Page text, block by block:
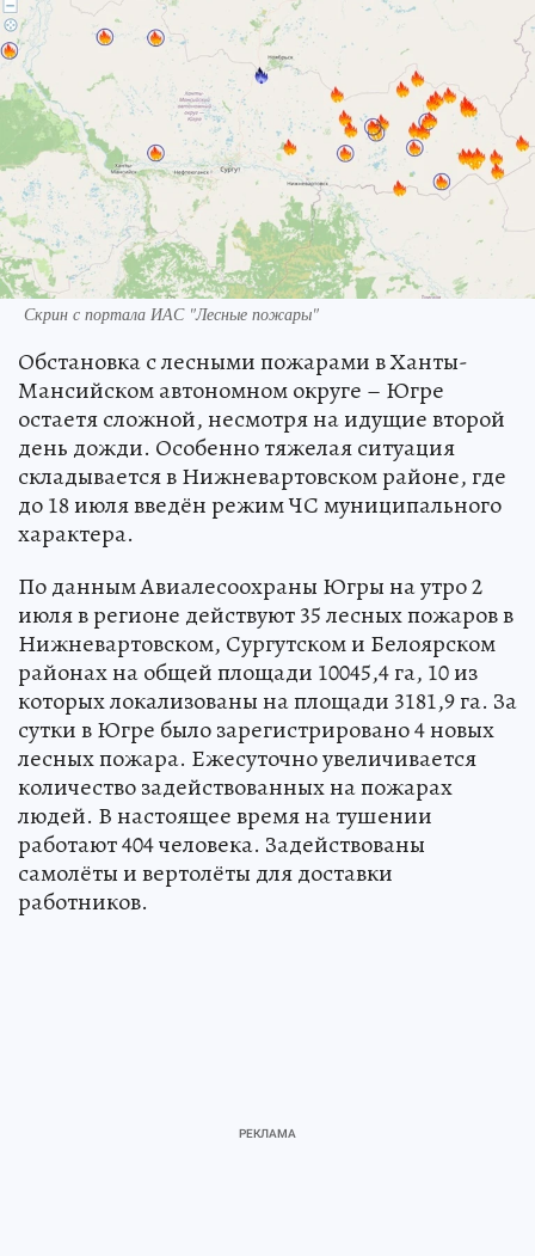
Скрин с портала ИАС "Лесные пожары"
Обстановка с лесными пожарами в Ханты-
Мансийском автономном округе – Югре
остаетя сложной, несмотря на идущие второй
день дожди. Особенно тяжелая ситуация
до 18 июля введён режим ЧС муниципального
характера.
По данным Авиалесоохраны Югры на утро 2
июля в регионе действуют 35 лесных пожаров в
Нижневартовском, Сургутском и Белоярском
районах на общей площади 10045,4 га, 10 из
которых локализованы на площади 3181,9 га. За
сутки в Югре было зарегистрировано 4 новых
лесных пожара. Ежесуточно увеличивается
количество задействованных на пожарах
людей. В настоящее время на тушении